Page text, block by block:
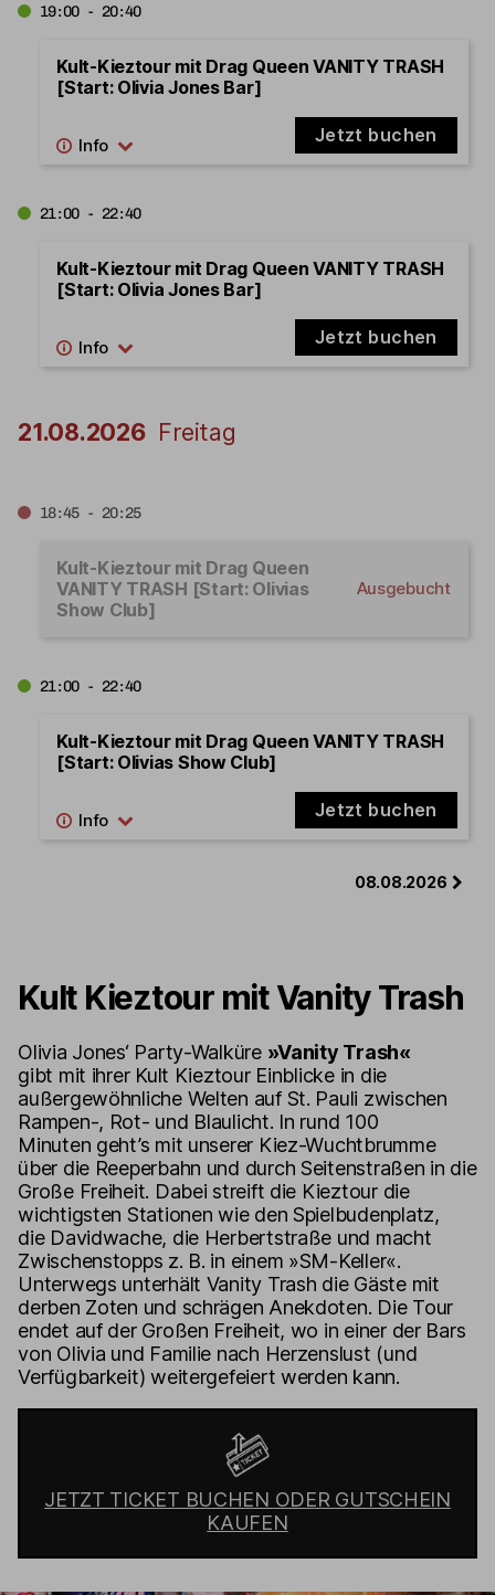
19:00 - 20:40
Kult-Kieztour mit Drag Queen VANITY TRASH
[Start: Olivia Jones Bar]
Jetzt buchen
21:00 - 22:40
Kult-Kieztour mit Drag Queen VANITY TRASH
[Start: Olivia Jones Bar]
Jetzt buchen
21.08.2026 Freitag
18:45 - 20:25
Kult-Kieztour mit Drag Queen
VANITY TRASH [Start: Olivias
Show Club]
Ausgebucht
21:00 - 22:40
Kult-Kieztour mit Drag Queen VANITY TRASH
[Start: Olivias Show Club]
Jetzt buchen
08.08.2026
Kult Kieztour mit Vanity Trash
Olivia Jones‘ Party-Walküre »Vanity Trash«
gibt mit ihrer Kult Kieztour Einblicke in die
außergewöhnliche Welten auf St. Pauli zwischen
Rampen-, Rot- und Blaulicht. In rund 100
Minuten geht’s mit unserer Kiez-Wuchtbrumme
über die Reeperbahn und durch Seitenstraßen in die
Große Freiheit. Dabei streift die Kieztour die
wichtigsten Stationen wie den Spielbudenplatz,
die Davidwache, die Herbertstraße und macht
Zwischenstopps z. B. in einem »SM-Keller«.
Unterwegs unterhält Vanity Trash die Gäste mit
derben Zoten und schrägen Anekdoten. Die Tour
endet auf der Großen Freiheit, wo in einer der Bars
von Olivia und Familie nach Herzenslust (und
Verfügbarkeit) weitergefeiert werden kann.
JETZT TICKET BUCHEN ODER GUTSCHEIN
KAUFEN